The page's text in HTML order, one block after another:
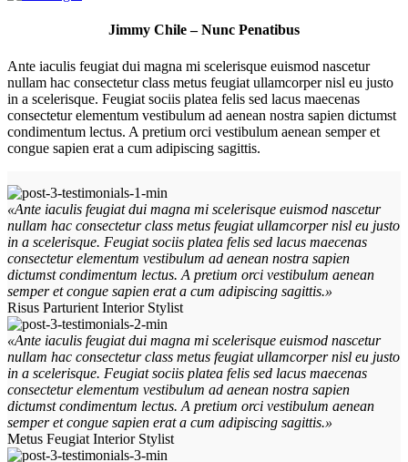
Jimmy Chile – Nunc Penatibus
Ante iaculis feugiat dui magna mi scelerisque euismod nascetur
nullam hac consectetur class metus feugiat ullamcorper nisl eu justo
in a scelerisque. Feugiat sociis platea felis sed lacus maecenas
consectetur elementum vestibulum ad aenean nostra sapien dictumst
condimentum lectus. A pretium orci vestibulum aenean semper et
congue sapien erat a cum adipiscing sagittis.
«Ante iaculis feugiat dui magna mi scelerisque euismod nascetur
nullam hac consectetur class metus feugiat ullamcorper nisl eu justo
in a scelerisque. Feugiat sociis platea felis sed lacus maecenas
consectetur elementum vestibulum ad aenean nostra sapien
dictumst condimentum lectus. A pretium orci vestibulum aenean
semper et congue sapien erat a cum adipiscing sagittis.»
Risus Parturient Interior Stylist
«Ante iaculis feugiat dui magna mi scelerisque euismod nascetur
nullam hac consectetur class metus feugiat ullamcorper nisl eu justo
in a scelerisque. Feugiat sociis platea felis sed lacus maecenas
consectetur elementum vestibulum ad aenean nostra sapien
dictumst condimentum lectus. A pretium orci vestibulum aenean
semper et congue sapien erat a cum adipiscing sagittis.»
Metus Feugiat Interior Stylist